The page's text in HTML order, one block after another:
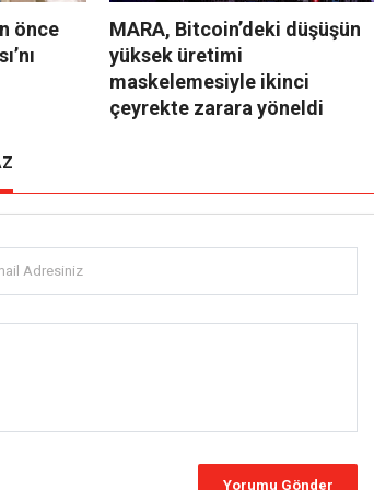
önce
MARA, Bitcoin’deki düşüşün
yüksek üretimi
maskelemesiyle ikinci
çeyrekte zarara yöneldi